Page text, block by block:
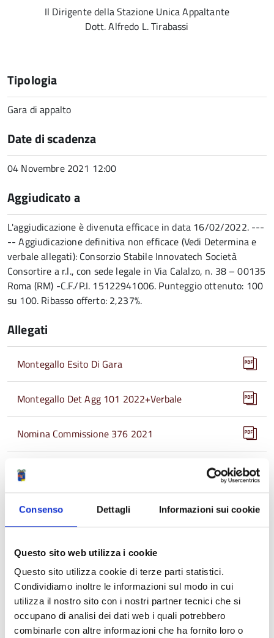
Consenso Dettagli Informazioni sui cookie
Questo sito web utilizza i cookie
Questo sito utilizza cookie di terze parti statistici.
Condividiamo inoltre le informazioni sul modo in cui
utilizza il nostro sito con i nostri partner tecnici che si
occupano di analisi dei dati web i quali potrebbero
combinarle con altre informazioni che ha fornito loro o
Il Dirigente della Stazione Unica Appaltante
Dott. Alfredo L. Tirabassi
Tipologia
Gara di appalto
Date di scadenza
04 Novembre 2021 12:00
Aggiudicato a
L'aggiudicazione è divenuta efficace in data 16/02/2022. ---
-- Aggiudicazione definitiva non efficace (Vedi Determina e
verbale allegati): Consorzio Stabile Innovatech Società
Consortire a r.l., con sede legale in Via Calalzo, n. 38 – 00135
Roma (RM) -C.F./P.I. 15122941006. Punteggio ottenuto: 100
su 100. Ribasso offerto: 2,237%.
Allegati
Montegallo Esito Di Gara
Montegallo Det Agg 101 2022+Verbale
Nomina Commissione 376 2021
FAQ Montegallo
Montegallo BANDO Di Gara
Provv.to Inizio SUA 300 2021
Condividi